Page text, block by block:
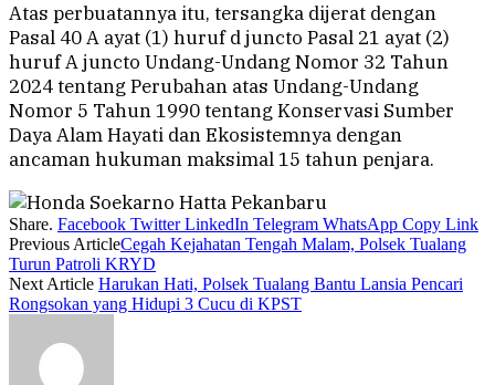
Atas perbuatannya itu, tersangka dijerat dengan
Pasal 40 A ayat (1) huruf d juncto Pasal 21 ayat (2)
huruf A juncto Undang-Undang Nomor 32 Tahun
2024 tentang Perubahan atas Undang-Undang
Nomor 5 Tahun 1990 tentang Konservasi Sumber
Daya Alam Hayati dan Ekosistemnya dengan
ancaman hukuman maksimal 15 tahun penjara.
Share. Facebook Twitter LinkedIn Telegram WhatsApp Copy Link
Previous ArticleCegah Kejahatan Tengah Malam, Polsek Tualang
Turun Patroli KRYD
Next Article Harukan Hati, Polsek Tualang Bantu Lansia Pencari
Rongsokan yang Hidupi 3 Cucu di KPST